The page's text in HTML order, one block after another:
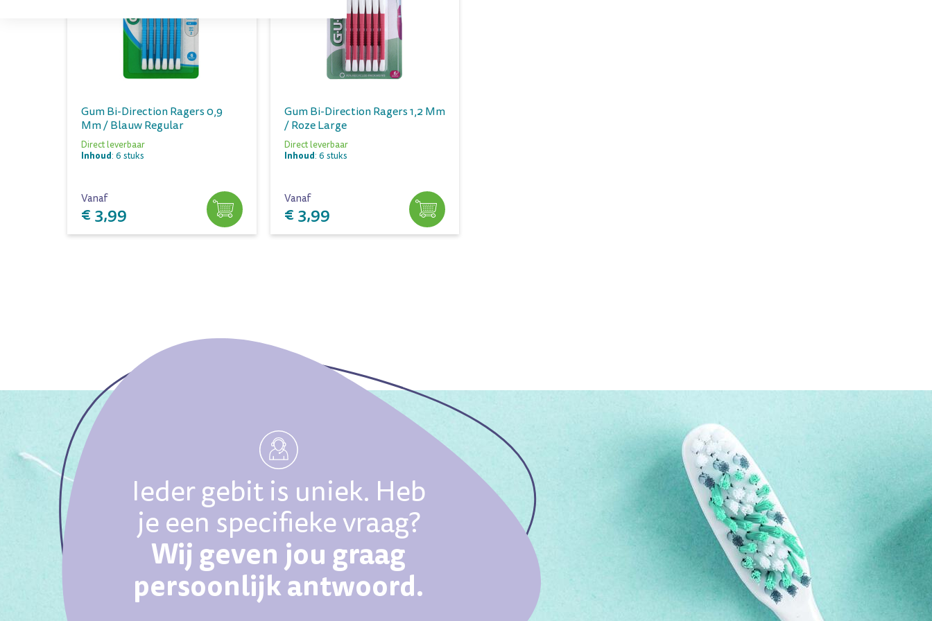
Gum Bi-Direction Ragers 0,9
Mm / Blauw Regular
Direct leverbaar
Inhoud: 6 stuks
Vanaf
€ 3,99
Gum Bi-Direction Ragers 1,2 Mm
/ Roze Large
Direct leverbaar
Inhoud: 6 stuks
Vanaf
€ 3,99
Ieder gebit is uniek. Heb
je een specifieke vraag?
Wij geven jou graag
persoonlijk antwoord.